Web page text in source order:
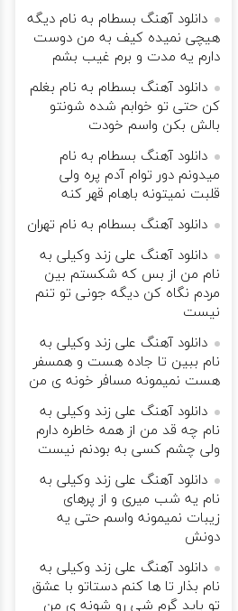
دانلود آهنگ بسطام به نام دیگه
هیچی نمیده کیف به من دوست
دارم یه مدت و برم غیب بشم
دانلود آهنگ بسطام به نام بغلم
کن حتی تو خوابم شده شونتو
بالش بکن واسم خودت
دانلود آهنگ بسطام به نام
میدونم دور توام آدم پره ولی
قلبت نمیتونه باهام قهر کنه
دانلود آهنگ بسطام به نام تهران
دانلود آهنگ علی زند وکیلی به
نام من از بس كه شكستم بین
مردم نگاه كن دیگه جونى تو تنم
نیست
دانلود آهنگ علی زند وکیلی به
نام ببین تا جاده هست و همسفر
هست نمیمونه مسافر خونه ی من
دانلود آهنگ علی زند وکیلی به
نام چه قد من از همه خاطره دارم
ولی چشم كسی به بودنم نیست
دانلود آهنگ علی زند وکیلی به
نام یه شب میرى و از پرهای
زيبات نمیمونه واسم حتی یه
دونش
دانلود آهنگ علی زند وکیلی به
نام بذار تا ها كنم دستاتو با عشق
تو باید گرم شی رو شونه ى من